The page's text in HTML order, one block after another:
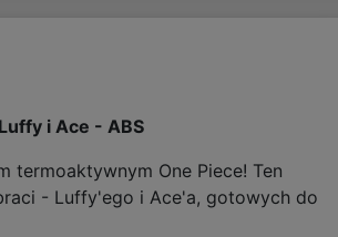
i Ace - ABS
termoaktywnym One Piece! Ten
- Luffy'ego i Ace'a, gotowych do